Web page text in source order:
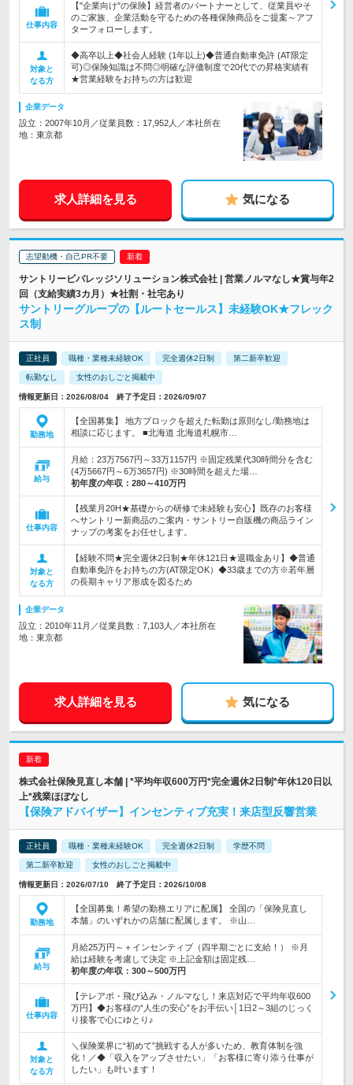
仕事内容
【"企業向け"の保険】経営者のパートナーとして、従業員やそ
のご家族、企業活動を守るための各種保険商品をご提案～アフ
ターフォローします。
対象と
なる方
◆高卒以上◆社会人経験 (1年以上)◆普通自動車免許 (AT限定
可)◎保険知識は不問◎明確な評価制度で20代での昇格実績有
★営業経験をお持ちの方は歓迎
企業データ
設立：2007年10月／従業員数：17,952人／本社所在
地：東京都
求人詳細を見る 気になる
志望動機・自己PR不要
サントリービバレッジソリューション株式会社 | 営業ノルマなし★賞与年2
回（支給実績3カ月）★社割・社宅あり
サントリーグループの【ルートセールス】未経験OK★フレック
ス制
正社員 職種・業種未経験OK 完全週休2日制 第二新卒歓迎
転勤なし 女性のおしごと掲載中
情報更新日：2026/08/04 終了予定日：2026/09/07
勤務地
【全国募集】 地方ブロックを超えた転勤は原則なし/勤務地は
相談に応じます。 ■北海道 北海道札幌市…
給与
月給：23万7567円～33万1157円 ※固定残業代30時間分を含む
(4万5667円～6万3657円) ※30時間を超えた場…
初年度の年収： 280～410万円
仕事内容
【残業月20H★基礎からの研修で未経験も安心】既存のお客様
へサントリー新商品のご案内・サントリー自販機の商品ライン
ナップの考案をお任せします。
対象と
なる方
【経験不問★完全週休2日制★年休121日★退職金あり】◆普通
自動車免許をお持ちの方(AT限定OK）◆33歳までの方※若年層
の長期キャリア形成を図るため
企業データ
設立：2010年11月／従業員数：7,103人／本社所在
地：東京都
求人詳細を見る 気になる
株式会社保険見直し本舗 | *平均年収600万円*完全週休2日制*年休120日以
上*残業ほぼなし
【保険アドバイザー】インセンティブ充実！来店型反響営業
正社員 職種・業種未経験OK 完全週休2日制 学歴不問
第二新卒歓迎 女性のおしごと掲載中
情報更新日：2026/07/10 終了予定日：2026/10/08
勤務地
【全国募集！希望の勤務エリアに配属】 全国の「保険見直し
本舗」のいずれかの店舗に配属します。 ※山…
給与
月給25万円～＋インセンティブ（四半期ごとに支給！） ※月
給は経験を考慮して決定 ※上記金額は固定残…
初年度の年収： 300～500万円
仕事内容
【テレアポ・飛び込み・ノルマなし！来店対応で平均年収600
万円】◆お客様の“人生の安心”をお手伝い│1日2～3組のじっく
り接客で心にゆとり♪
対象と
なる方
＼保険業界に“初めて”挑戦する人が多いため、教育体制を強
化！／◆「収入をアップさせたい」「お客様に寄り添う仕事が
したい」も叶います！